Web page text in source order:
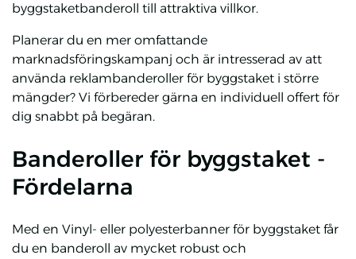
byggstaketbanderoll till attraktiva villkor.
Planerar du en mer omfattande
marknadsföringskampanj och är intresserad av att
använda reklambanderoller för byggstaket i större
mängder? Vi förbereder gärna en individuell offert för
dig snabbt på begäran.
Banderoller för byggstaket -
Fördelarna
Med en Vinyl- eller polyesterbanner för byggstaket får
du en banderoll av mycket robust och